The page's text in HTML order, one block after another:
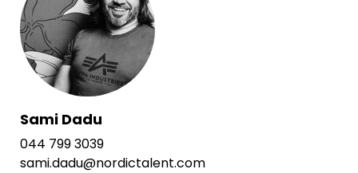
Sami Dadu
044 799 3039
sami.dadu@nordictalent.com